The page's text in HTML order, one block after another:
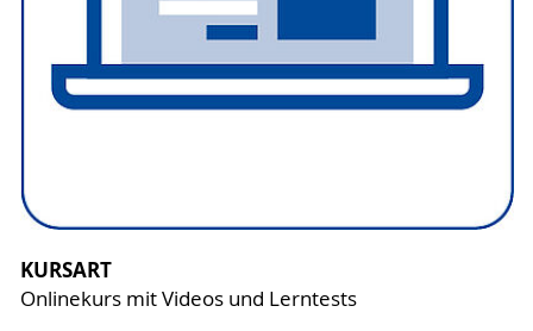
KURSART
Onlinekurs mit Videos und Lerntests